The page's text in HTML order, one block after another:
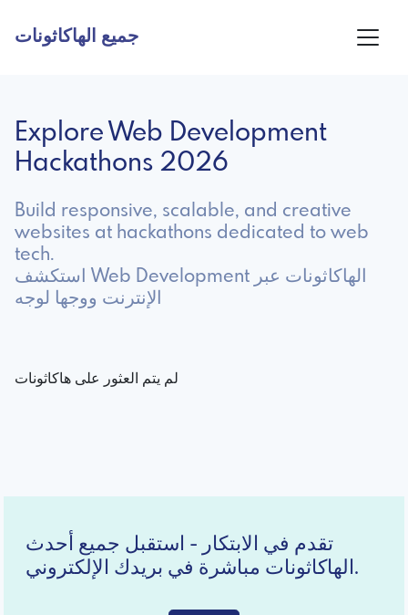
جميع الهاكاثونات
Explore Web Development
Hackathons 2026
Build responsive, scalable, and creative
websites at hackathons dedicated to web
tech.
استكشف Web Development الهاكاثونات عبر
الإنترنت ووجها لوجه
لم يتم العثور على هاكاثونات
تقدم في الابتكار - استقبل جميع أحدث
الهاكاثونات مباشرة في بريدك الإلكتروني.